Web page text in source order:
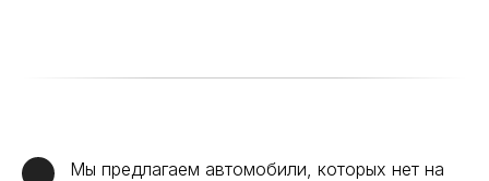
Мы предлагаем автомобили, которых нет на